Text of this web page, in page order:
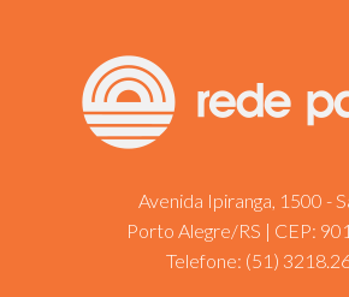
Avenida Ipiranga, 1500 -
Porto Alegre/RS | CEP:
Telefone: (51)